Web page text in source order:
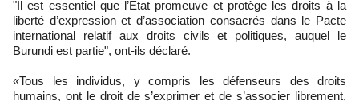
"Il est essentiel que l’État promeuve et protège les droits à la
liberté d’expression et d’association consacrés dans le Pacte
international relatif aux droits civils et politiques, auquel le
Burundi est partie", ont-ils déclaré.
«Tous les individus, y compris les défenseurs des droits
humains, ont le droit de s’exprimer et de s’associer librement,